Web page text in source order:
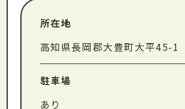
所在地
高知県長岡郡大豊町大平45-1
駐車場
あり